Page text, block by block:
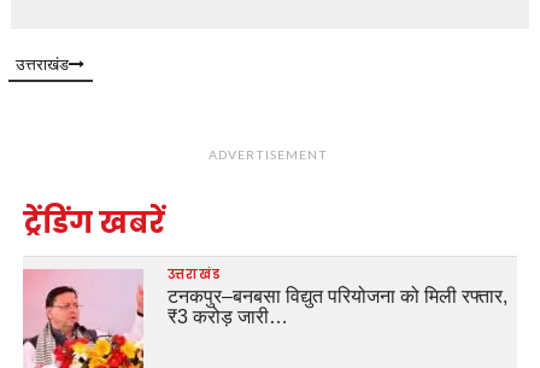
उत्तराखंड
ADVERTISEMENT
ट्रेंडिंग खबरें
उत्तराखंड
टनकपुर–बनबसा विद्युत परियोजना को मिली रफ्तार,
₹3 करोड़ जारी…